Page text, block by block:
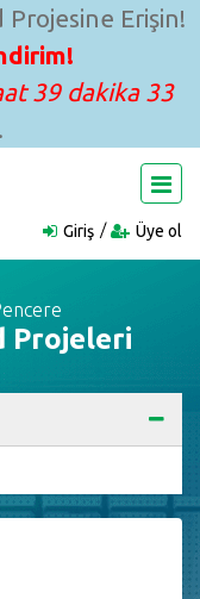
Erişin!
39 dakika 32
Giriş Üye ol
Projeleri